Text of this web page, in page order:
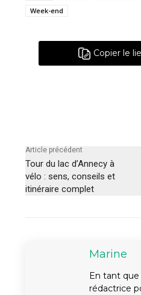
Week-end
Copier le
Article précédent
Tour du lac d’Annecy à
vélo : sens, conseils et
itinéraire complet
Marine
En tant
rédactrice